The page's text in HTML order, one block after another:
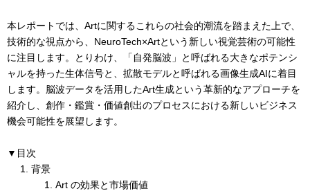
本レポートでは、Artに関するこれらの社会的潮流を踏まえた上で、
技術的な視点から、NeuroTech×Artという新しい視覚芸術の可能性
に注目します。とりわけ、「自発脳波」と呼ばれる大きなポテンシ
ャルを持った生体信号と、拡散モデルと呼ばれる画像生成AIに着目
します。脳波データを活用したArt生成という革新的なアプローチを
紹介し、創作・鑑賞・価値創出のプロセスにおける新しいビジネス
機会可能性を展望します。
▼目次
背景
Art の効果と市場価値